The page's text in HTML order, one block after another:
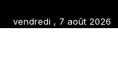
vendredi , 7 août 2026